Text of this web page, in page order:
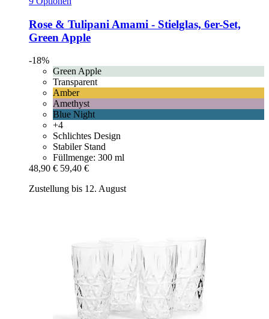
Rose & Tulipani Amami -​ Stielglas, 6er-​Set,
Green Apple
-18%
Green Apple
Transparent
Amber
Amethyst
Blue Night
+4
Schlichtes Design
Stabiler Stand
Füllmenge: 300 ml
48,90 € 59,40 €
Zustellung bis 12. August